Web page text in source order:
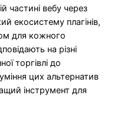
частині вебу через
екосистему плагінів,
для кожного
на різні
торгівлі до
цих альтернатив
інструмент для